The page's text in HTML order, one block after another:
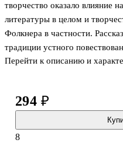
творчество оказало влияние
литературы в целом и
Фолкнера в частности.
традиции устного
искренних в своем
В сборник вошли восемь
разные периоды жизни
Man", "I Want to Know Why",
Перейти к описанию и
294 ₽
8